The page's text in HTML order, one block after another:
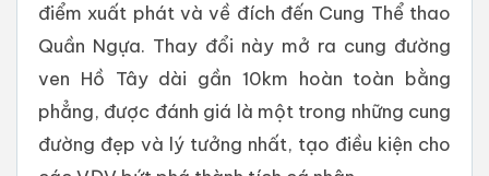
điểm xuất phát và về đích đến Cung Thể thao
Quần Ngựa. Thay đổi này mở ra cung đường
ven Hồ Tây dài gần 10km hoàn toàn bằng
phẳng, được đánh giá là một trong những cung
đường đẹp và lý tưởng nhất, tạo điều kiện cho